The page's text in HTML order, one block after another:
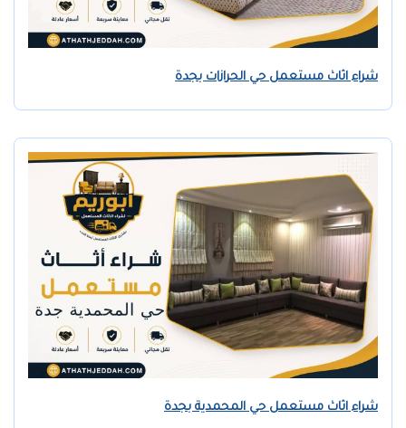
شراء اثاث مستعمل حي الحرازات بجدة
شراء اثاث مستعمل حي المحمدية بجدة